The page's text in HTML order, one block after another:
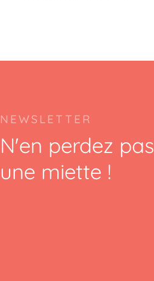
NEWSLETTER
N'en perdez pas
une miette !